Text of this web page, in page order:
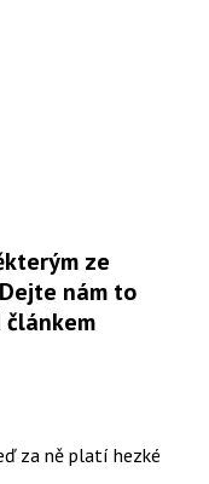
ze
nám to
za ně platí hezké